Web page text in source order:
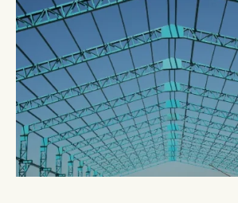
viitekehyksiin. {{cta('79b96461-
efb117922fe5')}}